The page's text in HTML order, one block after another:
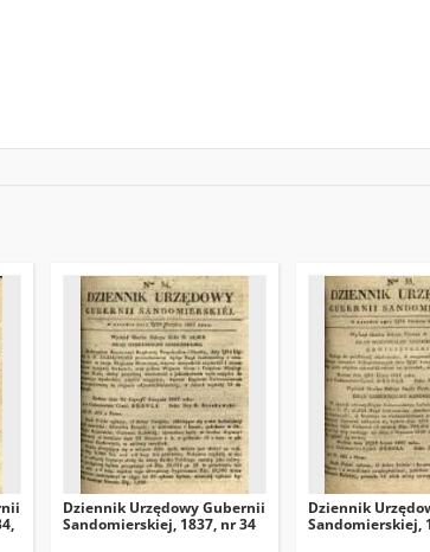
Dziennik Urzędowy Gubernii
Sandomierskiej, 1837, nr 34
Dziennik
Sandomierskiej,